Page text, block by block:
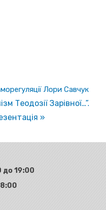
Лори Савчук
Теодозії Зарівної…”.
»
до 19:00